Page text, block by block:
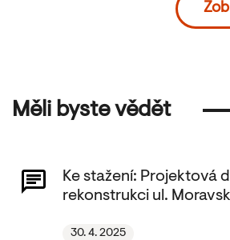
Měli byste vědět
Ke stažení: Projektová
rekonstrukci ul.
30. 4. 2025